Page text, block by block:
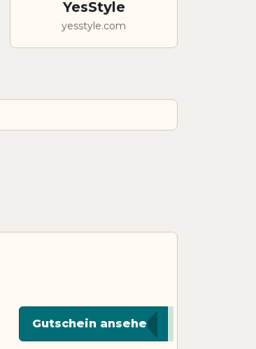
YesStyle
yesstyle.com
Gutschein ansehen